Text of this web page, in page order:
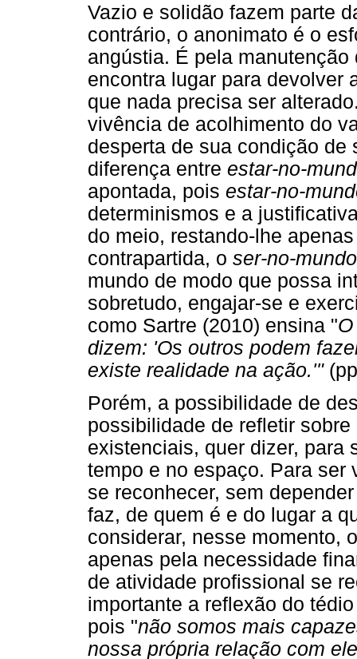
Vazio e solidão fazem parte
contrário, o anonimato é o
angústia. É pela
encontra lugar para devolver
que nada precisa ser
vivência de acolhimento do
desperta de sua condição de
diferença entre estar-no-
apontada, pois estar-no-
determinismos e a
do meio, restando-lhe
contrapartida, o ser-no-
mundo de modo que possa
sobretudo, engajar-se e
como Sartre (2010) ensina "
dizem: 'Os outros podem
existe realidade na ação.'"
Porém, a possibilidade de
possibilidade de refletir
existenciais, quer dizer, para
tempo e no espaço. Para ser
se reconhecer, sem
faz, de quem é e do lugar a
considerar, nesse momento,
apenas pela necessidade
de atividade profissional se
importante a reflexão do
pois "não somos mais
nossa própria relação com